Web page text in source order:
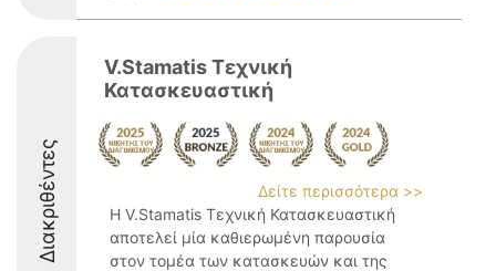
Διακριθέντες
V.Stamatis Τεχνική
Κατασκευαστική
Δείτε περισσότερα >>
Η V.Stamatis Τεχνική Κατασκευαστική
αποτελεί μία καθιερωμένη παρουσία
στον τομέα των κατασκευών και της